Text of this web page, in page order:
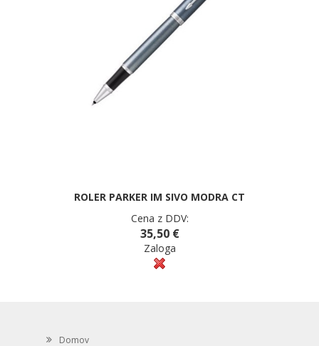
ROLER PARKER IM SIVO MODRA CT
Cena z DDV:
35,50 €
Zaloga
Domov